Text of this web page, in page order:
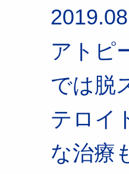
アトピ
では脱
テロイ
な治療